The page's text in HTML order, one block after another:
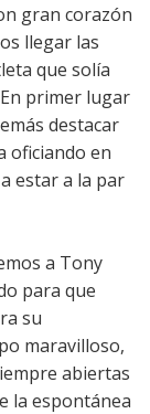
gran corazón
llegar las
que solía
primer lugar
destacar
oficiando en
estar a la par
a Tony
para que
su
maravilloso,
abiertas
la espontánea